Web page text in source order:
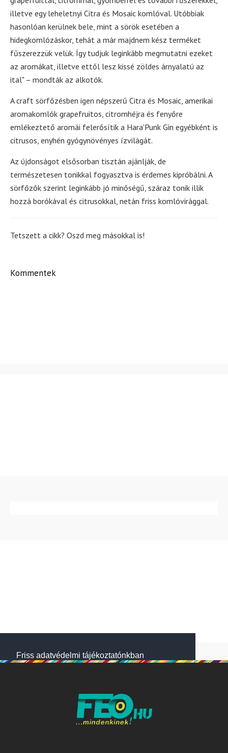
Friss adatvédelmi tájékoztatónkban
használunk a jobb működésért. A Website
NetSolution Média Zrt. 2018 május 25.
napjától hatályos adatkezelési tájékoztatóját
illetve egy leheletnyi Citra és Mosaic komlóval. Utóbbiak
hasonlóan kerülnek bele, mint a sörök esetében a
hidegkomlózáskor, tehát a már majdnem kész terméket
fűszerezzük velük. Így tudjuk leginkább megmutatni ezeket
az aromákat, illetve ettől lesz kissé zöldes árnyalatú az
ital" – mondták az alkotók.
A craft sörfőzésben igen népszerű Citra és Mosaic, amerikai
aromakomlók grapefruitos, citromhéjra és fenyőre
emlékeztető aromái felerősítik a Hara'Punk Gin egyébként is
citrusos, enyhén gyógynövényes ízvilágát.
Az újdonságot elsősorban tisztán ajánlják, de
természetesen tonikkal fogyasztva is érdemes kipróbálni. A
sörfőzők szerint leginkább jó minőségű, száraz tonik illik
hozzá borókával és citrusokkal, netán friss komlóvirággal.
Tetszett a cikk? Oszd meg másokkal is!
Kommentek